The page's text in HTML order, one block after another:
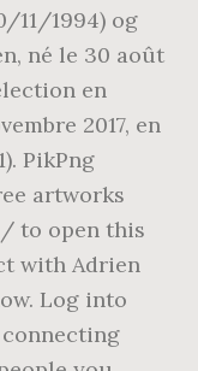
11/1994) og
né le 30 août
en
2017, en
PikPng
artworks
to open this
with Adrien
Log into